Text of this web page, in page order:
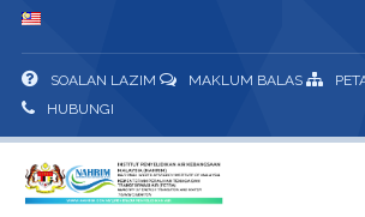
SOALAN LAZIM MAKLUM BALAS
HUBUNGI